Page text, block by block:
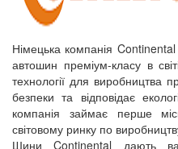
Німецька компанія
автошин преміум-класу в
технології для виробництва
безпеки та відповідає
компанія займає перше
світовому ринку по
Шини Continental дають